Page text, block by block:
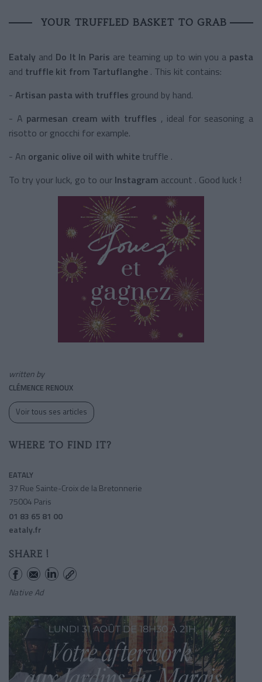
YOUR TRUFFLED BASKET TO GRAB
Eataly and Do It In Paris are teaming up to win you a pasta
and truffle kit from Tartuflanghe . This kit contains:
- Artisan pasta with truffles ground by hand.
- A parmesan cream with truffles , ideal for seasoning a
risotto or gnocchi for example.
- An organic olive oil with white truffle .
To try your luck, go to our Instagram account . Good luck !
written by
CLÉMENCE RENOUX
Voir tous ses articles
WHERE TO FIND IT?
EATALY
37 Rue Sainte-Croix de la Bretonnerie
75004 Paris
01 83 65 81 00
eataly.fr
SHARE !
Native Ad